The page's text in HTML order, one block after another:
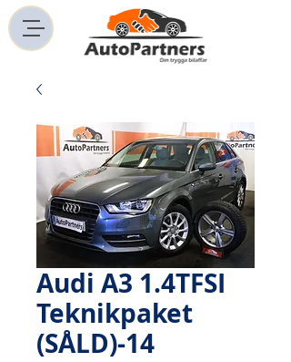
Audi A3 1.4TFSI
Teknikpaket
(SÅLD)-14